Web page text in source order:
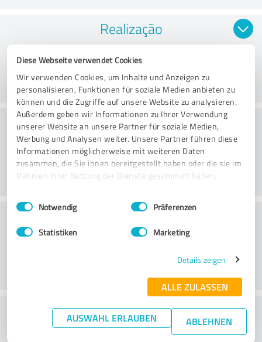
Diese Webseite verwendet Cookies
Wir verwenden Cookies, um Inhalte und Anzeigen zu
personalisieren, Funktionen für soziale Medien anbieten zu
können und die Zugriffe auf unsere Website zu analysieren.
Außerdem geben wir Informationen zu Ihrer Verwendung
unserer Website an unsere Partner für soziale Medien,
Werbung und Analysen weiter. Unsere Partner führen diese
Informationen möglicherweise mit weiteren Daten
zusammen, die Sie ihnen bereitgestellt haben oder die sie im
Rahmen Ihrer Nutzung der Dienste gesammelt haben.
Impressum Datenschutzbestimmungen
Einwilligungsauswahl
Notwendig Präferenzen
Statistiken Marketing
Details zeigen
ALLE ZULASSEN
AUSWAHL ERLAUBEN ABLEHNEN
Realização
Consultoria
Serviço ao cliente
O que acha da relação
preço/desempenho?